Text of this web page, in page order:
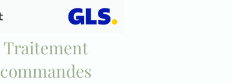
Traitement
commandes